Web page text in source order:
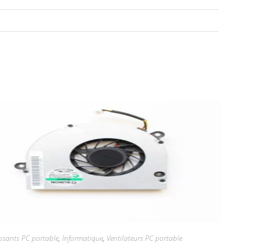
PC portable,Informatique, Ventilateurs PC portable